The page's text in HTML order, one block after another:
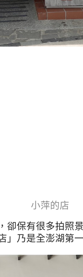
小萍的店
卻保有很多拍照
」乃是全澎湖第